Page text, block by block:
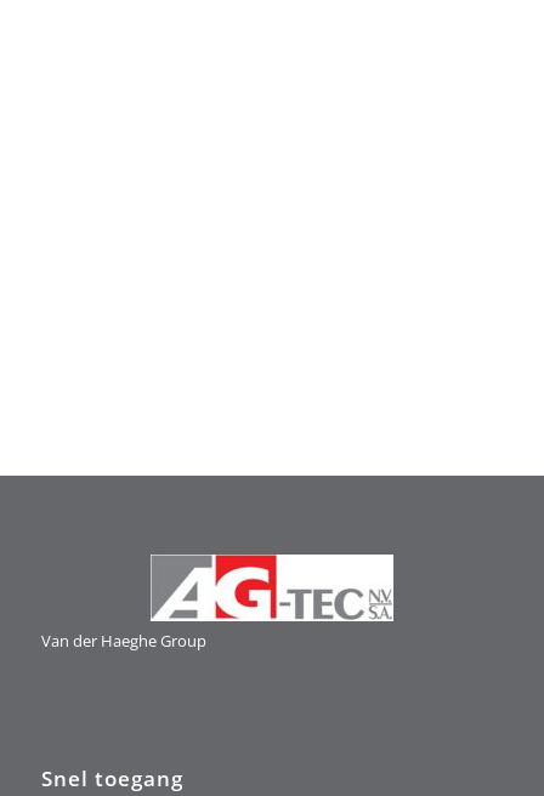
Van der HaegheGroup
Snel toegang